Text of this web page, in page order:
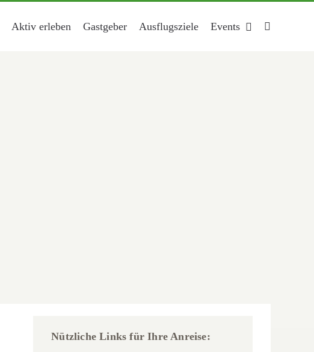
Aktiv erleben Gastgeber Ausflugsziele Events
Nützliche Links für Ihre Anreise: